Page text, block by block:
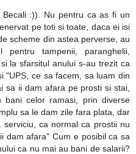
:)). Nu pentru ca as fi un
pe toti si toate, daca ei isi
scheme din astea perverse, au
tampenii, paranghelii,
la sfarsitul anului s-au trezit ca
"UPS, ce sa facem, sa luam din
sa ii dam afara pe prosti si stai,
celor ramasi, prin diverse
sa le dam zile fara plata, dar
ca normal ca prostii nu
dam afara" Cum e posibil ca sa
ca nu mai au bani de salarii?